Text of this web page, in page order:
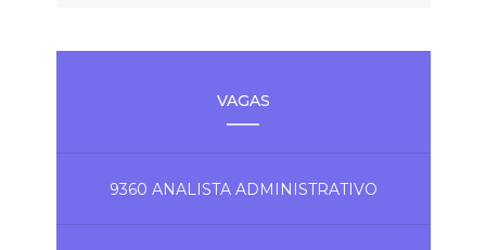
VAGAS
9360 ANALISTA ADMINISTRATIVO